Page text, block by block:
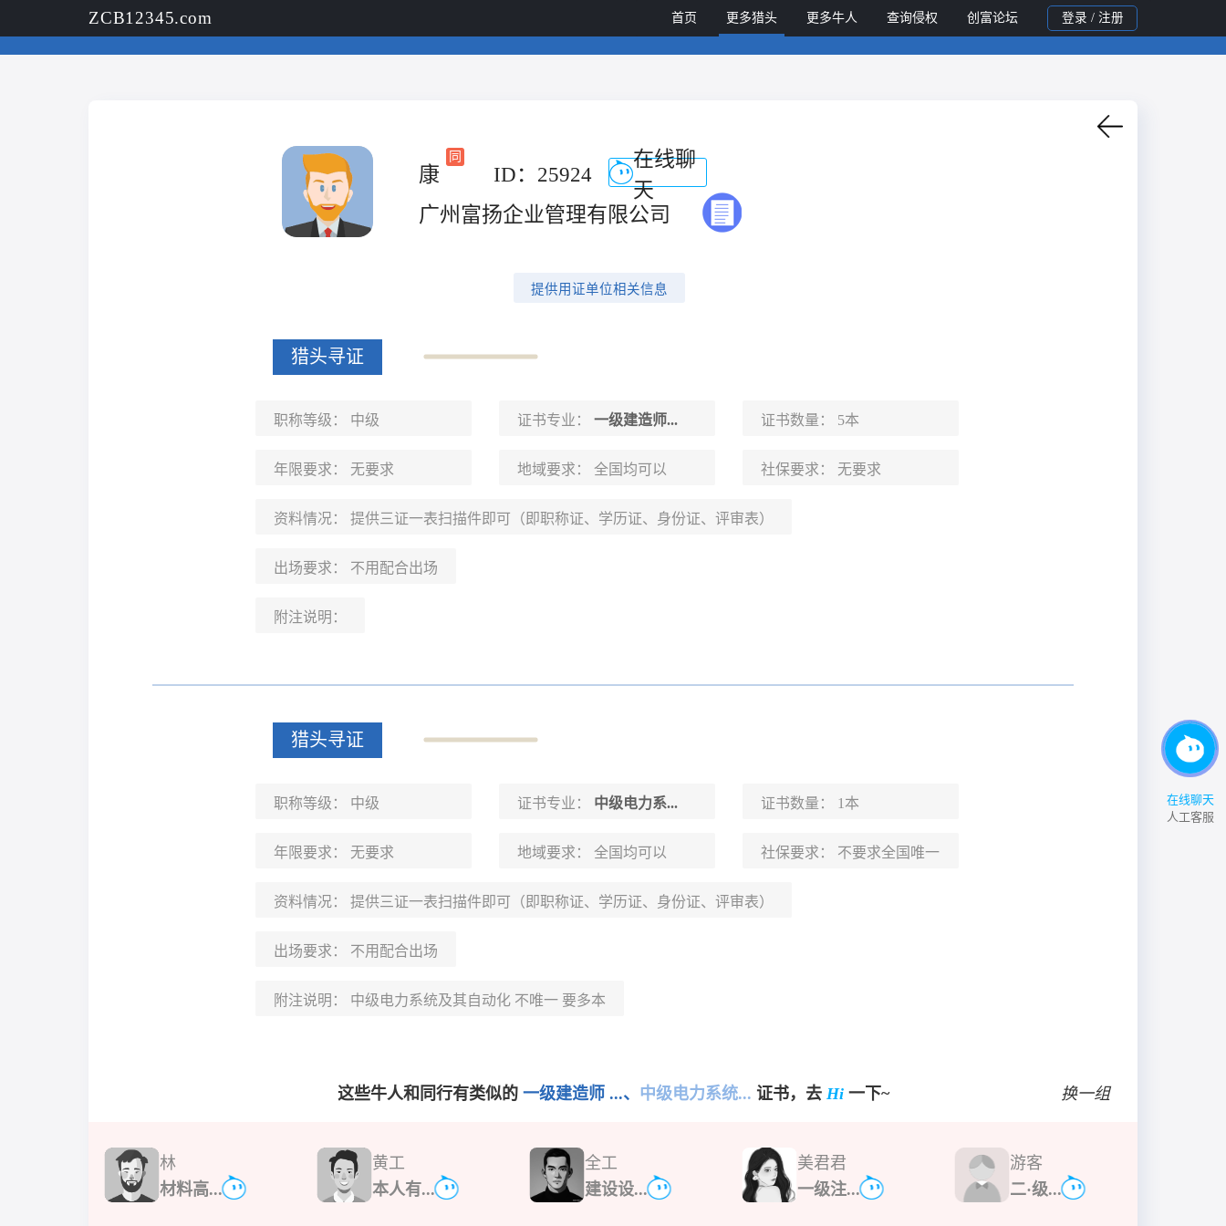
ZCB12345.com 首页 更多猎头 更多牛人 查询侵权 创富论坛 登录 / 注册
康 ID：25924
在线聊
天
广州富扬企业管理有限公司
提供用证单位相关信息
猎头寻证
职称等级： 中级 证书专业： 一级建造师... 证书数量： 5本
年限要求： 无要求 地域要求： 全国均可以 社保要求： 无要求
资料情况： 提供三证一表扫描件即可（即职称证、学历证、身份证、评审表）
出场要求： 不用配合出场
附注说明：
猎头寻证
职称等级： 中级 证书专业： 中级电力系... 证书数量： 1本
年限要求： 无要求 地域要求： 全国均可以 社保要求： 不要求全国唯一
资料情况： 提供三证一表扫描件即可（即职称证、学历证、身份证、评审表）
出场要求： 不用配合出场
附注说明： 中级电力系统及其自动化 不唯一 要多本
这些牛人和同行有类似的 一级建造师 ...、 中级电力系统... 证书，去 Hi一下~ 换一组
全工
建设设...
黄工
本人有...
美君君
一级注...
林
材料高...
游客
二·级...
在线聊天
人工客服